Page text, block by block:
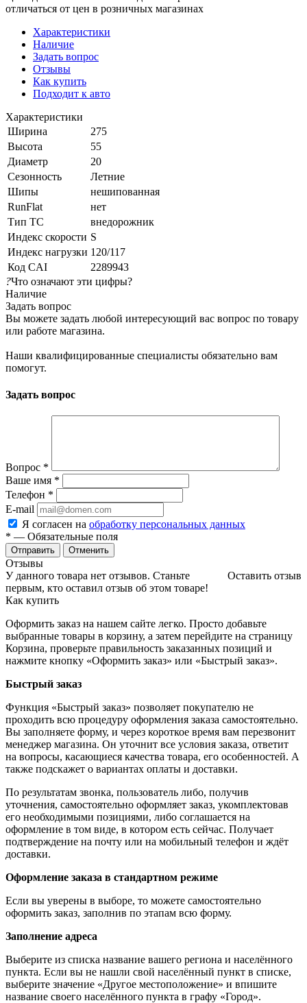
отличаться от цен в розничных магазинах
Характеристики
Наличие
Задать вопрос
Отзывы
Как купить
Подходит к авто
Характеристики
Ширина
275
Высота
55
Диаметр
20
Сезонность
Летние
Шипы
нешипованная
RunFlat
нет
Тип ТС
внедорожник
Индекс скорости S
Индекс нагрузки 120/117
Код CAI
2289943
?Что означают эти цифры?
Наличие
Задать вопрос
Вы можете задать любой интересующий вас вопрос по товару
или работе магазина.
Наши квалифицированные специалисты обязательно вам
помогут.
Задать вопрос
Вопрос *
Ваше имя *
Телефон *
E-mail
Я согласен на обработку персональных данных
* — Обязательные поля
Отменить
Отзывы
Оставить отзыв
У данного товара нет отзывов. Станьте
первым, кто оставил отзыв об этом товаре!
Как купить
Оформить заказ на нашем сайте легко. Просто добавьте
выбранные товары в корзину, а затем перейдите на страницу
Корзина, проверьте правильность заказанных позиций и
нажмите кнопку «Оформить заказ» или «Быстрый заказ».
Быстрый заказ
Функция «Быстрый заказ» позволяет покупателю не
проходить всю процедуру оформления заказа самостоятельно.
Вы заполняете форму, и через короткое время вам перезвонит
менеджер магазина. Он уточнит все условия заказа, ответит
на вопросы, касающиеся качества товара, его особенностей. А
также подскажет о вариантах оплаты и доставки.
По результатам звонка, пользователь либо, получив
уточнения, самостоятельно оформляет заказ, укомплектовав
его необходимыми позициями, либо соглашается на
оформление в том виде, в котором есть сейчас. Получает
подтверждение на почту или на мобильный телефон и ждёт
доставки.
Оформление заказа в стандартном режиме
Если вы уверены в выборе, то можете самостоятельно
оформить заказ, заполнив по этапам всю форму.
Заполнение адреса
Выберите из списка название вашего региона и населённого
пункта. Если вы не нашли свой населённый пункт в списке,
выберите значение «Другое местоположение» и впишите
название своего населённого пункта в графу «Город».